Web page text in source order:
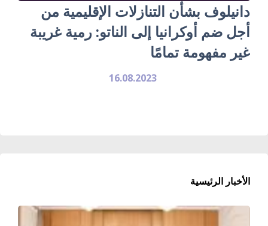
دانيلوف بشأن التنازلات الإقليمية من
أجل ضم أوكرانيا إلى الناتو: رمية غريبة
غير مفهومة تمامًا
16.08.2023
الأخبار الرئيسية